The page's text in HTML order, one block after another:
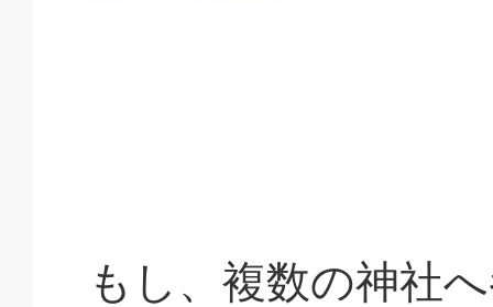
もし、複数の神社